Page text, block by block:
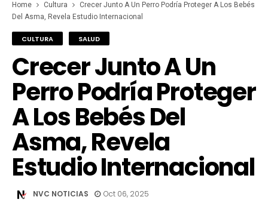
Home Cultura
Crecer Junto A Un Perro Podría Proteger A Los Bebés
Del Asma, Revela Estudio Internacional
CULTURA SALUD
Crecer Junto A Un
Perro Podría Proteger
A Los Bebés Del
Asma, Revela
Estudio Internacional
NVC NOTICIAS Oct 06, 2025